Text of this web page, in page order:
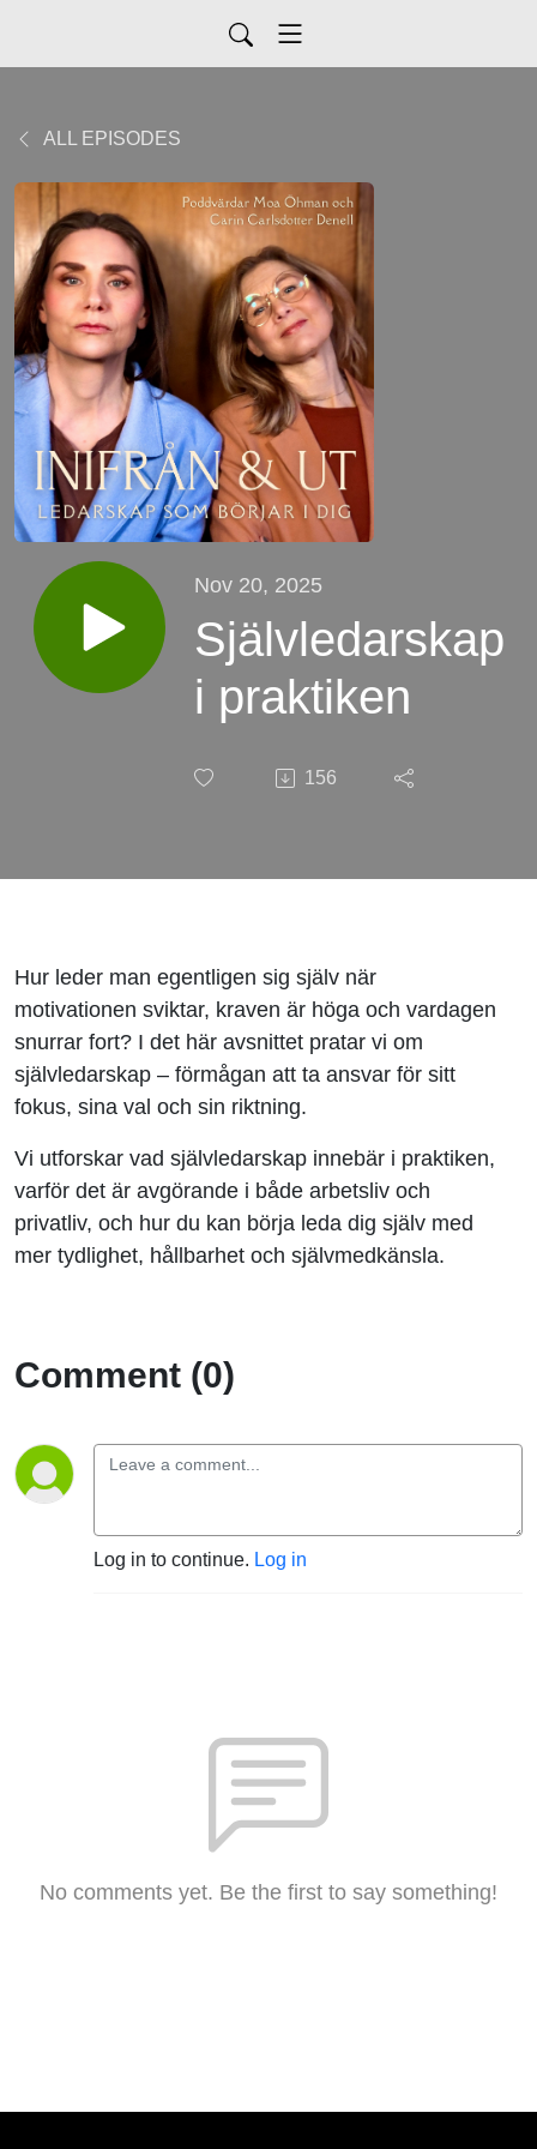
ALL EPISODES
Nov 20, 2025
Självledarskap
i praktiken
156
Hur leder man egentligen sig själv när
motivationen sviktar, kraven är höga och vardagen
snurrar fort? I det här avsnittet pratar vi om
självledarskap – förmågan att ta ansvar för sitt
fokus, sina val och sin riktning.
Vi utforskar vad självledarskap innebär i praktiken,
varför det är avgörande i både arbetsliv och
privatliv, och hur du kan börja leda dig själv med
mer tydlighet, hållbarhet och självmedkänsla.
Comment (0)
Log in to continue. Log in
No comments yet. Be the first to say something!